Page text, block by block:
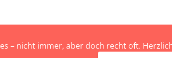
– nicht immer, aber doch recht oft.